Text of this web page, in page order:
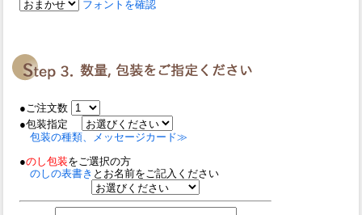
フォントを確認
●ご注文数
●包装指定
包装の種類、メッセージカード≫
●のし包装をご選択の方
のしの表書き とお名前をご記入ください